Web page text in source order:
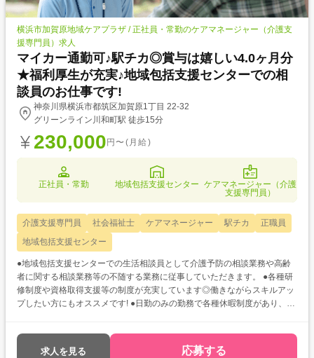
横浜市加賀原地域ケアプラザ / 正社員・常勤のケアマネージャー（介護支
援専門員）求人
マイカー通勤可♪駅チカ◎賞与は嬉しい4.0ヶ月分
★福利厚生が充実♪地域包括支援センターでの相
談員のお仕事です!
神奈川県横浜市都筑区加賀原1丁目 22-32
グリーンライン川和町駅 徒歩15分
230,000 円〜(月給)
正社員・常勤 地域包括支援センター ケアマネージャー（介護
支援専門員）
介護支援専門員 社会福祉士 ケアマネージャー 駅チカ
正職員
地域包括支援センター
●地域包括支援センターでの生活相談員として介護予防の相談業務や高齢
者に関する相談業務等の不随する業務に従事していただきます。 ●各種研
修制度や資格取得支援等の制度が充実しています◎働きながらスキルアッ
プしたい方にもオススメです! ●日勤のみの勤務で各種休暇制度があり、年
求人を見る 応募する